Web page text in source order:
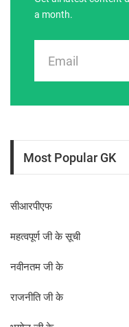
a month.
Most Popular GK
सीआरपीएफ
महत्वपूर्ण जी के सूची
नवीनतम जी के
राजनीति जी के